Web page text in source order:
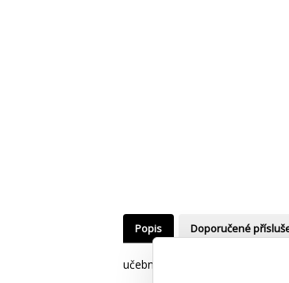
Popis Doporučené
učebnice na klávesové nástroje